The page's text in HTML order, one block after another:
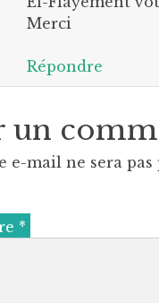
Merci
Répondre
un
e-mail ne sera pas
*